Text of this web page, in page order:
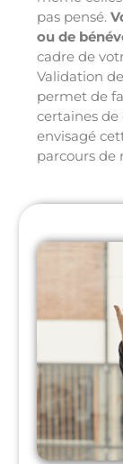
pas pensé.
ou de
cadre de
Validation
permet de
certaines de
envisagé
parcours de